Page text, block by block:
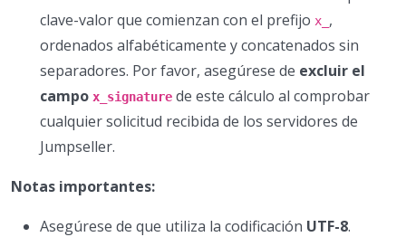
clave-valor que comienzan con el prefijo x_ ,
ordenados alfabéticamente y concatenados sin
separadores. Por favor, asegúrese de excluir el
campo x_signature de este cálculo al comprobar
cualquier solicitud recibida de los servidores de
Jumpseller.
Notas importantes:
Asegúrese de que utiliza la codificación UTF-8.